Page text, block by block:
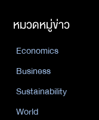
หมวดหมู่ข่าว
Economics
Business
Sustainability
World